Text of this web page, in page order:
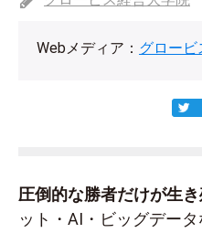
Webメディア： グロービ
圧倒的な勝者だけが生
ット・AI・ビッグデータ